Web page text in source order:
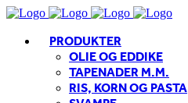
PRODUKTER
OLIE OG EDDIKE
TAPENADER M.M.
RIS, KORN OG PASTA